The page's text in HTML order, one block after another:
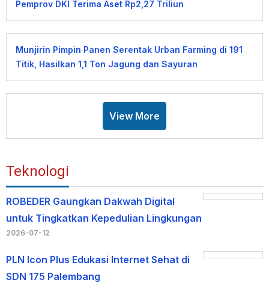
Pemprov DKI Terima Aset Rp2,27 Triliun
Munjirin Pimpin Panen Serentak Urban Farming di 191
Titik, Hasilkan 1,1 Ton Jagung dan Sayuran
View More
Teknologi
ROBEDER Gaungkan Dakwah Digital
untuk Tingkatkan Kepedulian Lingkungan
2026-07-12
PLN Icon Plus Edukasi Internet Sehat di
SDN 175 Palembang